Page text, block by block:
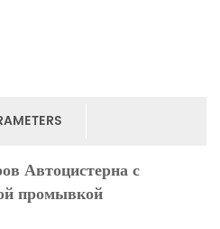
Автоцистерна с
промывкой